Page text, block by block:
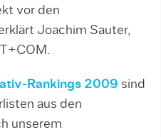
vor den
Joachim Sauter,
Rankings 2009 sind
aus den
unse­rem